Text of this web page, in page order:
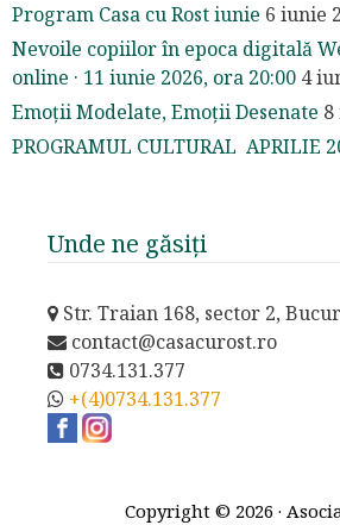
Program Casa cu Rost iunie 6 iunie
Nevoile copiilor în epoca digitală
online · 11 iunie 2026, ora 20:00 4
Emoții Modelate, Emoții Desenate 8
PROGRAMUL CULTURAL APRILIE
Unde ne găsiți
Str. Traian 168, sector 2,
contact@casacurost.ro
0734.131.377
+(4)0734.131.377
Copyright © 2026 ·